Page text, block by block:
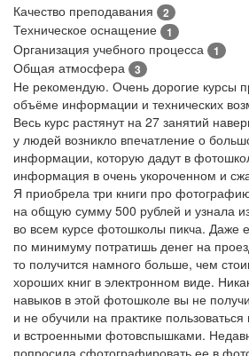
Качество преподавания
2
Техническое оснащение 1
Организация учебного процесса 1
Общая атмосфера 3
Не рекомендую. Очень дорогие курсы
объёме информации и технических
Весь курс растянут на 27 занятий
у людей возникло впечатление о
информации, которую дадут в
информация в очень укороченном и
Я приобрела три книги про фотографию
на общую сумму 500 рублей и узнала
во всем курсе фотошколы пикча. Даже
по минимуму потратишь денег на
то получится намного больше, чем
хороших книг в электронном виде.
навыков в этой фотошколе вы не
и не обучили на практике
и встроенными фотовспышками.